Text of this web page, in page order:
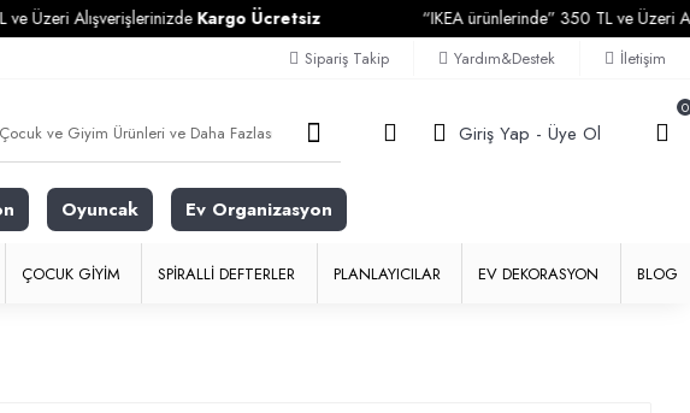
AlışverişlerinizdeKargo Ücretsiz “IKEA ürünlerinde” 350 TL ve Üzeri
Sipariş Takip Yardım&Destek İletişim
Giriş Yap - Üye Ol
0
Oyuncak Ev Organizasyon
ÇOCUK GIYIM SPIRALLI DEFTERLER PLANLAYICILAR EV DEKORASYON BLOG